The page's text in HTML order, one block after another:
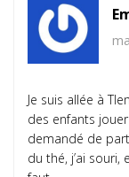
Je suis allée à
des enfants
demandé de
du thé, j’ai souri,